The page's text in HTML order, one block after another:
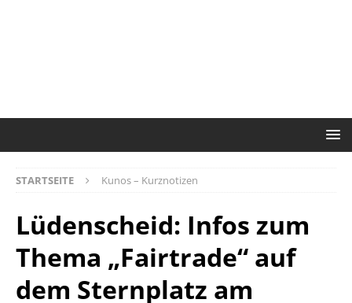
STARTSEITE Kunos – Kurznotizen
Lüdenscheid: Infos zum
Thema „Fairtrade“ auf
dem Sternplatz am